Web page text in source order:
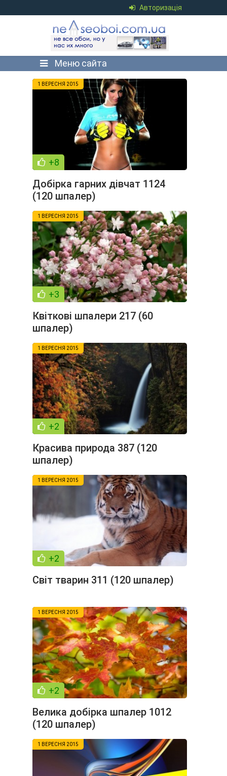
Авторизація
Меню сайта
1 ВЕРЕСНЯ 2015
+8
Добірка гарних дівчат 1124
(120 шпалер)
1 ВЕРЕСНЯ 2015
+3
Квіткові шпалери 217 (60
шпалер)
1 ВЕРЕСНЯ 2015
+2
Красива природа 387 (120
шпалер)
1 ВЕРЕСНЯ 2015
+2
Світ тварин 311 (120 шпалер)
1 ВЕРЕСНЯ 2015
+2
Велика добірка шпалер 1012
(120 шпалер)
1 ВЕРЕСНЯ 2015